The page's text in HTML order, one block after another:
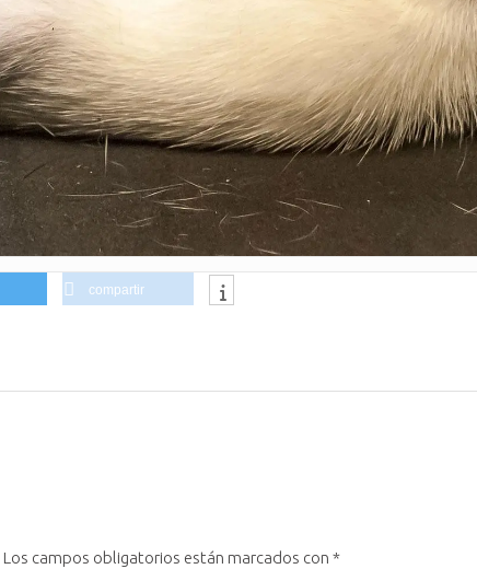
compartir
Los campos obligatorios están marcados con *